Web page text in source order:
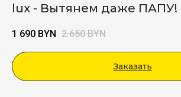
lux - Вытянем даже ПАПУ!
1 690 BYN 2 650 BYN
Заказать